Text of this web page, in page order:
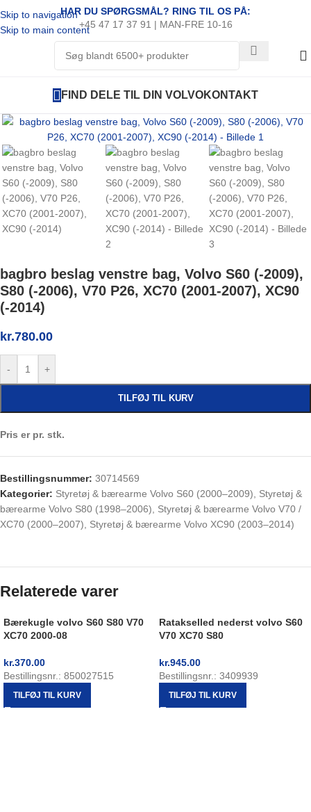
Skip to navigation
Skip to main content
HAR DU SPØRGSMÅL? RING TIL OS PÅ:
+45 47 17 37 91 | MAN-FRE 10-16
FIND DELE TIL DIN VOLVOKONTAKT
bagbro beslag venstre bag, Volvo S60 (-2009),
S80 (-2006), V70 P26, XC70 (2001-2007), XC90
(-2014)
kr.780.00
- +
TILFØJ TIL KURV
Pris er pr. stk.
Bestillingsnummer: 30714569
Kategorier: Styretøj & bærearme Volvo S60 (2000–2009)
Styretøj &
bærearme Volvo S80 (1998–2006)
Styretøj & bærearme Volvo V70 /
XC70 (2000–2007)
Styretøj & bærearme Volvo XC90 (2003–2014)
Relaterede varer
Bærekugle volvo S60 S80 V70
XC70 2000-08
kr.370.00
Bestillingsnr.: 850027515
TILFØJ TIL KURV
Ratakselled nederst volvo S60
V70 XC70 S80
kr.945.00
Bestillingsnr.: 3409939
TILFØJ TIL KURV